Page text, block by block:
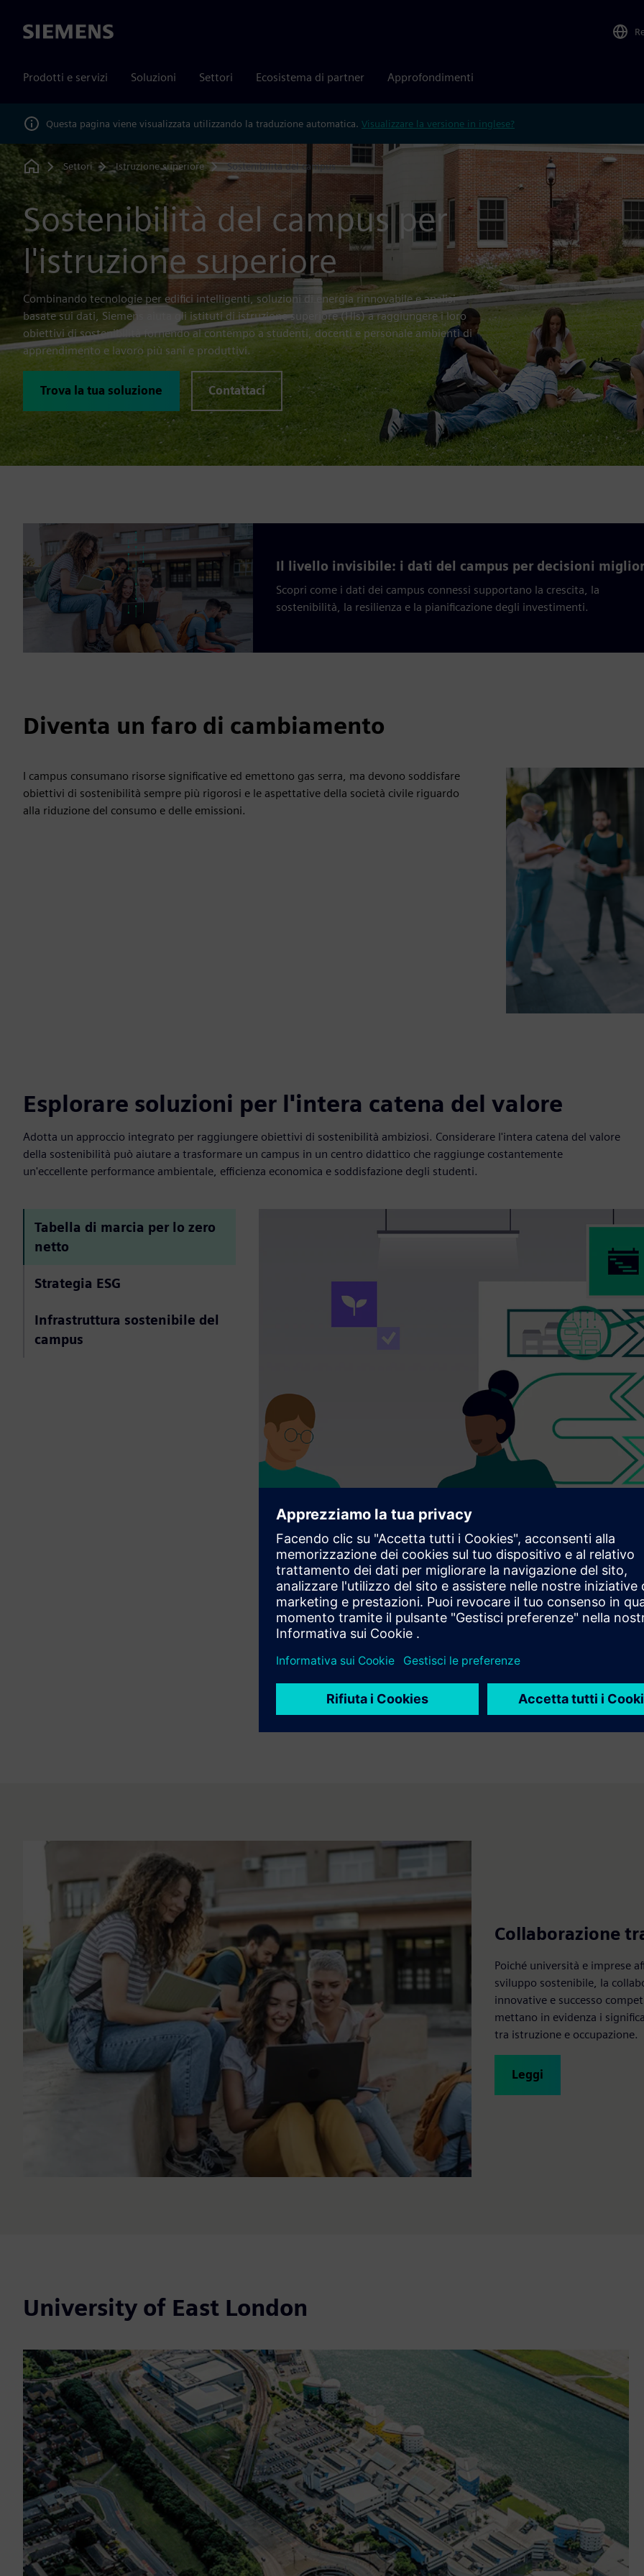
Siemens
Prodotti e servizi Soluzioni Settori Ecosistema di partner Approfondimenti
Questa pagina viene visualizzata utilizzando la traduzione automatica. Visualizzare la versione in inglese?
Home
Settori Istruzione superiore Sostenibilità del campus
Sostenibilità del campus per
l'istruzione superiore
Combinando tecnologie per edifici intelligenti, soluzioni di energia rinnovabile e analisi
basate sui dati, Siemens aiuta gli istituti di istruzione superiore (HIs) a raggiungere i loro
obiettivi di sostenibilità fornendo al contempo a studenti, docenti e personale ambienti di
apprendimento e lavoro più sani e produttivi.
Trova la tua soluzione Contattaci
Il livello invisibile: i dati del campus per decisioni
Scopri come i dati dei campus connessi supportano la crescita, la
sostenibilità, la resilienza e la pianificazione degli investimenti.
Diventa un faro di cambiamento
I campus consumano risorse significative ed emettono gas serra, ma devono soddisfare
obiettivi di sostenibilità sempre più rigorosi e le aspettative della società civile riguardo
alla riduzione del consumo e delle emissioni.
Esplorare soluzioni per l'intera catena del valore
Adotta un approccio integrato per raggiungere obiettivi di sostenibilità ambiziosi. Considerare l'intera catena del valore
della sostenibilità può aiutare a trasformare un campus in un centro didattico che raggiunge costantemente
un'eccellente performance ambientale, efficienza economica e soddisfazione degli studenti.
Tabella di marcia per lo zero
netto
Strategia ESG
Infrastruttura sostenibile del
campus
Definire misure, KPI e un sistema di monitoraggio per creare una tabella di
obiettivi di zero emissioni nette. Implementare soluzioni come l'energia
normative, ottenere certificazioni e attrarre studenti e personale attenti
Collaborazione
Poiché università e imprese
sviluppo sostenibile, la
innovative e successo
mettano in evidenza i
tra istruzione e occupazione.
Leggi
University of East London